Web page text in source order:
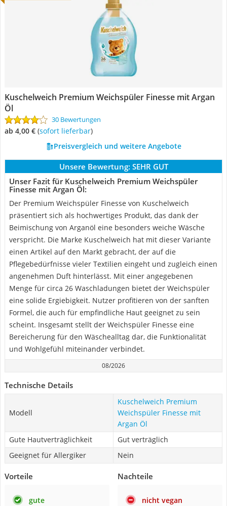
Kuschelweich Premium Weichspüler Finesse mit Argan
Öl
30 Bewertungen
ab 4,00 € ( Sofort lieferbar)
Preisvergleich und weitere Angebote
Unsere Bewertung: SEHR GUT
Unser Fazit für Kuschelweich Premium Weichspüler
Finesse mit Argan Öl:
Der Premium Weichspüler Finesse von Kuschelweich
präsentiert sich als hochwertiges Produkt, das dank der
Beimischung von Arganöl eine besonders weiche Wäsche
verspricht. Die Marke Kuschelweich hat mit dieser Variante
einen Artikel auf den Markt gebracht, der auf die
Pflegebedürfnisse vieler Textilien eingeht und zugleich einen
angenehmen Duft hinterlässt. Mit einer angegebenen
Menge für circa 26 Waschladungen bietet der Weichspüler
eine solide Ergiebigkeit. Nutzer profitieren von der sanften
Formel, die auch für empfindliche Haut geeignet zu sein
scheint. Insgesamt stellt der Weichspüler Finesse eine
Bereicherung für den Wäschealltag dar, die Funktionalität
und Wohlgefühl miteinander verbindet.
08/2026
Technische Details
Modell
Kuschelweich Premium
Weichspüler Finesse mit
Argan Öl
Gute Hautverträglichkeit
Gut verträglich
Geeignet für Allergiker
Nein
Vorteile
gute
Nachteile
nicht vegan